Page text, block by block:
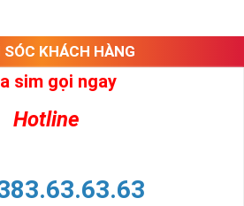
số trong sim.
2
hơn.
KHÁCH HÀNG
sim gọi ngay
Hotline